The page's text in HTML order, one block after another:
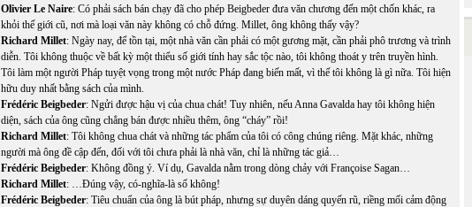
Olivier Le Naire: Có phải sách bán chạy đã cho phép Beigbeder đưa văn chương đến một chốn khác, ra
khỏi thế giới cũ, nơi mà loại văn này không có chỗ đứng. Millet, ông không thấy vậy?
Richard Millet: Ngày nay, để tồn tại, một nhà văn cần phải có một gương mặt, cần phải phô trương và trình
diễn. Tôi không thuộc về bất kỳ một thiểu số giới tính hay sắc tộc nào, tôi không thoát y trên truyền hình.
Tôi làm một người Pháp tuyệt vọng trong một nước Pháp đang biến mất, vì thế tôi không là gì nữa. Tôi hiện
hữu duy nhất bằng sách của mình.
Frédéric Beigbeder: Ngửi được hậu vị của chua chát! Tuy nhiên, nếu Anna Gavalda hay tôi không hiện
diện, sách của ông cũng chẳng bán được nhiều thêm, ông “cháy” rồi!
Richard Millet: Tôi không chua chát và những tác phẩm của tôi có công chúng riêng. Mặt khác, những
người mà ông đề cập đến, đối với tôi chưa phải là nhà văn, chỉ là những tác giả…
Frédéric Beigbeder: Không đồng ý. Ví dụ, Gavalda nằm trong dòng chảy với Françoise Sagan…
Richard Millet: …Đúng vậy, có-nghĩa-là số không!
Frédéric Beigbeder: Tiêu chuẩn của ông là bút pháp, nhưng sự duyên dáng quyến rũ, riềng mối cảm động